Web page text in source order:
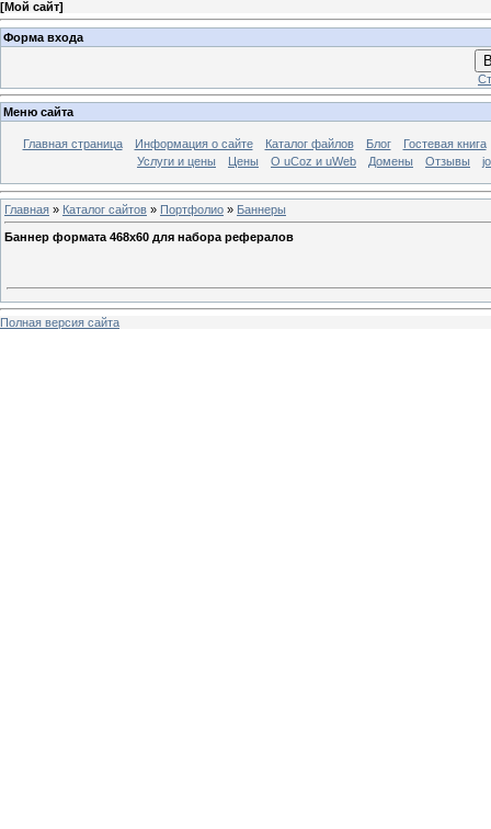
[Мой сайт]
Форма входа
Меню сайта
Главная страница Информация о сайте Каталог файлов Блог
Гостевая книга
Услуги и цены
Цены О uCoz и uWeb Домены Отзывы
Главная » Каталог сайтов » Портфолио » Баннеры
Баннер формата 468х60 для набора рефералов
Полная версия сайта